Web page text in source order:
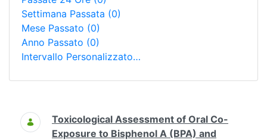
Settimana Passata (0)
Mese Passato (0)
Anno Passato (0)
Intervallo Personalizzato…
Ricerca
Toxicological Assessment of Oral Co-
Exposure to Bisphenol A (BPA) and